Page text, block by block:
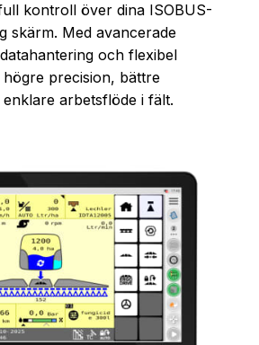
kontroll över dina ISOBUS-
skärm. Med avancerade
och flexibel
precision, bättre
arbetsflöde i fält.